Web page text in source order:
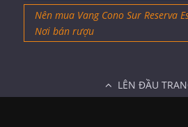
Nên mua Vang Cono Sur Reserva
Nơi bán rượu
LÊN ĐẦU